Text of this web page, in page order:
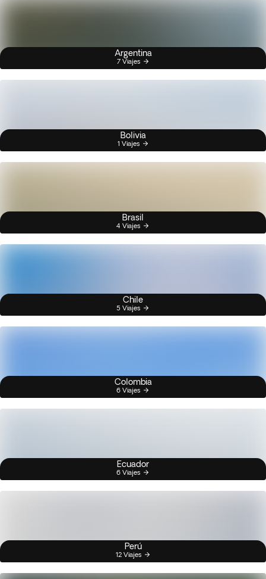
Argentina
7 Viajes
Bolivia
1 Viajes
Brasil
4 Viajes
Chile
5 Viajes
Colombia
6 Viajes
Ecuador
6 Viajes
Perú
12 Viajes